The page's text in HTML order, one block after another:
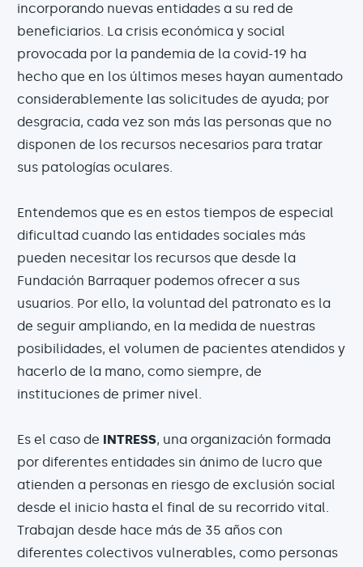
incorporando nuevas entidades a su red de
beneficiarios. La crisis económica y social
provocada por la pandemia de la covid-19 ha
hecho que en los últimos meses hayan aumentado
considerablemente las solicitudes de ayuda; por
desgracia, cada vez son más las personas que no
disponen de los recursos necesarios para tratar
sus patologías oculares.
Entendemos que es en estos tiempos de especial
dificultad cuando las entidades sociales más
pueden necesitar los recursos que desde la
Fundación Barraquer podemos ofrecer a sus
usuarios. Por ello, la voluntad del patronato es la
de seguir ampliando, en la medida de nuestras
posibilidades, el volumen de pacientes atendidos y
hacerlo de la mano, como siempre, de
instituciones de primer nivel.
Es el caso de INTRESS, una organización formada
por diferentes entidades sin ánimo de lucro que
atienden a personas en riesgo de exclusión social
desde el inicio hasta el final de su recorrido vital.
Trabajan desde hace más de 35 años con
diferentes colectivos vulnerables, como personas